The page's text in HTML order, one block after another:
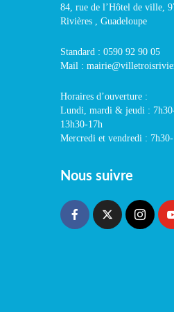
84, rue de l’Hôtel de ville,
Rivières , Guadeloupe
Standard : 0590 92 90 05
Mail :
Horaires d’ouverture :
Lundi, mardi & jeudi :
13h30-17h
Mercredi et vendredi :
Nous suivre